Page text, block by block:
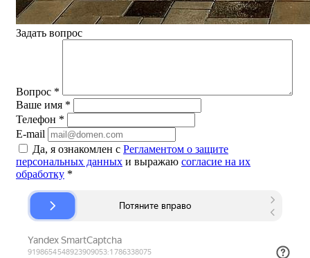
Задать вопрос
Вопрос *
Ваше имя *
Телефон *
E-mail
Да, я ознакомлен с Регламентом о защите
персональных данных и выражаю согласие на их
обработку *